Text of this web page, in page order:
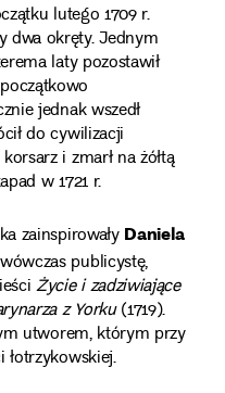
lutego 1709 r.
dwa okręty. Jednym
laty pozostawił
jednak wszedł
do cywilizacji
i zmarł na żółtą
w 1721 r.
zainspirowały Daniela
publicystę,
Życie i zadziwiające
z Yorku(1719).
utworem, którym przy